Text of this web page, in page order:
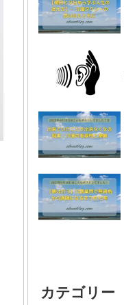
カテゴリー